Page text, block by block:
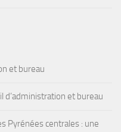
et bureau
d’administration et bureau
Pyrénées centrales : une